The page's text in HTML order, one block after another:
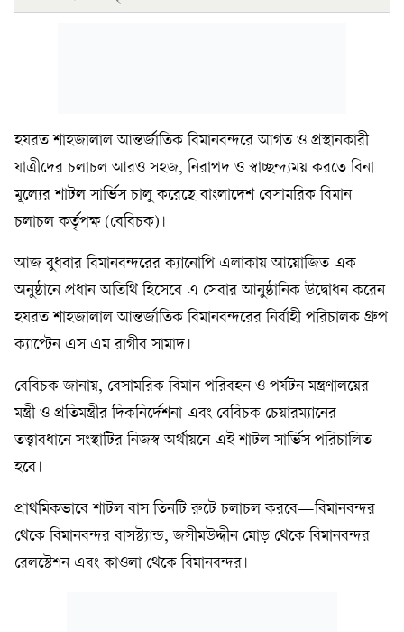
হযরত শাহজালাল আন্তর্জাতিক বিমানবন্দরে আগত ও প্রস্থানকারী
যাত্রীদের চলাচল আরও সহজ, নিরাপদ ও স্বাচ্ছন্দ্যময় করতে বিনা
মূল্যের শাটল সার্ভিস চালু করেছে বাংলাদেশ বেসামরিক বিমান
চলাচল কর্তৃপক্ষ (বেবিচক)।
আজ বুধবার বিমানবন্দরের ক্যানোপি এলাকায় আয়োজিত এক
অনুষ্ঠানে প্রধান অতিথি হিসেবে এ সেবার আনুষ্ঠানিক উদ্বোধন করেন
হযরত শাহজালাল আন্তর্জাতিক বিমানবন্দরের নির্বাহী পরিচালক গ্রুপ
ক্যাপ্টেন এস এম রাগীব সামাদ।
বেবিচক জানায়, বেসামরিক বিমান পরিবহন ও পর্যটন মন্ত্রণালয়ের
মন্ত্রী ও প্রতিমন্ত্রীর দিকনির্দেশনা এবং বেবিচক চেয়ারম্যানের
তত্ত্বাবধানে সংস্থাটির নিজস্ব অর্থায়নে এই শাটল সার্ভিস পরিচালিত
হবে।
প্রাথমিকভাবে শাটল বাস তিনটি রুটে চলাচল করবে—বিমানবন্দর
থেকে বিমানবন্দর বাসস্ট্যান্ড, জসীমউদ্দীন মোড় থেকে বিমানবন্দর
রেলস্টেশন এবং কাওলা থেকে বিমানবন্দর।